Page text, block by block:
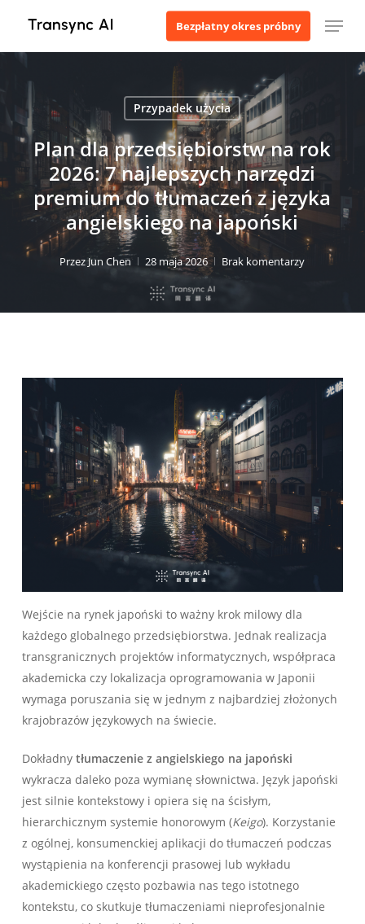
treści
Bezpłatny okres próbny Menu
Przypadek użycia
Plan dla przedsiębiorstw na rok
2026: 7 najlepszych narzędzi
premium do tłumaczeń z języka
angielskiego na japoński
PrzezJun Chen 28 maja 2026 Brak komentarzy
Wejście na rynek japoński to ważny krok milowy dla
każdego globalnego przedsiębiorstwa. Jednak realizacja
transgranicznych projektów informatycznych, współpraca
akademicka czy lokalizacja oprogramowania w Japonii
wymaga poruszania się w jednym z najbardziej złożonych
krajobrazów językowych na świecie.
Dokładny tłumaczenie z angielskiego na japoński
wykracza daleko poza wymianę słownictwa. Język japoński
jest silnie kontekstowy i opiera się na ścisłym,
hierarchicznym systemie honorowym (Keigo). Korzystanie
z ogólnej, konsumenckiej aplikacji do tłumaczeń podczas
wystąpienia na konferencji prasowej lub wykładu
akademickiego często pozbawia nas tego istotnego
kontekstu, co skutkuje tłumaczeniami nieprofesjonalnie